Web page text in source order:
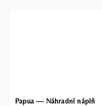
Papua — Náhradní náplň